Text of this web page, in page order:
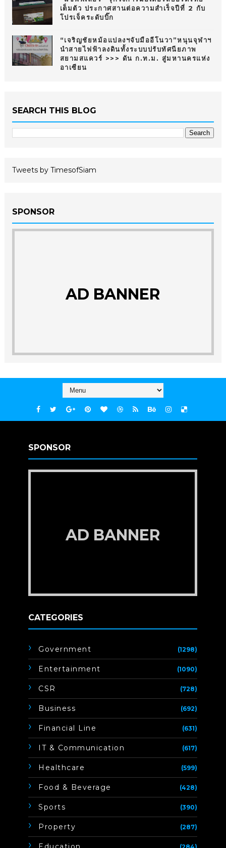
เต็มตัว ประกาศสานต่อความสำเร็จปีที่ 2 กับ
โปรเจ็คระดับบิ๊ก
“เจริญชัยหม้อแปลงฯจับมืออีโนวา”หนุนจุฬาฯ
นำสายไฟฟ้าลงดินทั้งระบบปรับทัศนียภาพ
สยามสแควร์ >>> ดัน ก.ท.ม. สู่มหานครแห่ง
อาเซียน
SEARCH THIS BLOG
Tweets by TimesofSiam
SPONSOR
AD BANNER
SPONSOR
AD BANNER
CATEGORIES
Government (1298)
Entertainment (1090)
CSR (728)
Business (692)
Financial Line (631)
IT & Communication (617)
Healthcare (599)
Food & Beverage (428)
Sports (390)
Property (287)